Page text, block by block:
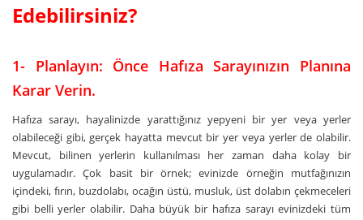
Edebilirsiniz?
1- Planlayın: Önce Hafıza Sarayınızın Planına
Karar Verin.
Hafıza sarayı, hayalinizde yarattığınız yepyeni bir yer veya yerler
olabileceği gibi, gerçek hayatta mevcut bir yer veya yerler de olabilir.
Mevcut, bilinen yerlerin kullanılması her zaman daha kolay bir
uygulamadır. Çok basit bir örnek; evinizde örneğin mutfağınızın
içindeki, fırın, buzdolabı, ocağın üstü, musluk, üst dolabın çekmeceleri
gibi belli yerler olabilir. Daha büyük bir hafıza sarayı evinizdeki tüm